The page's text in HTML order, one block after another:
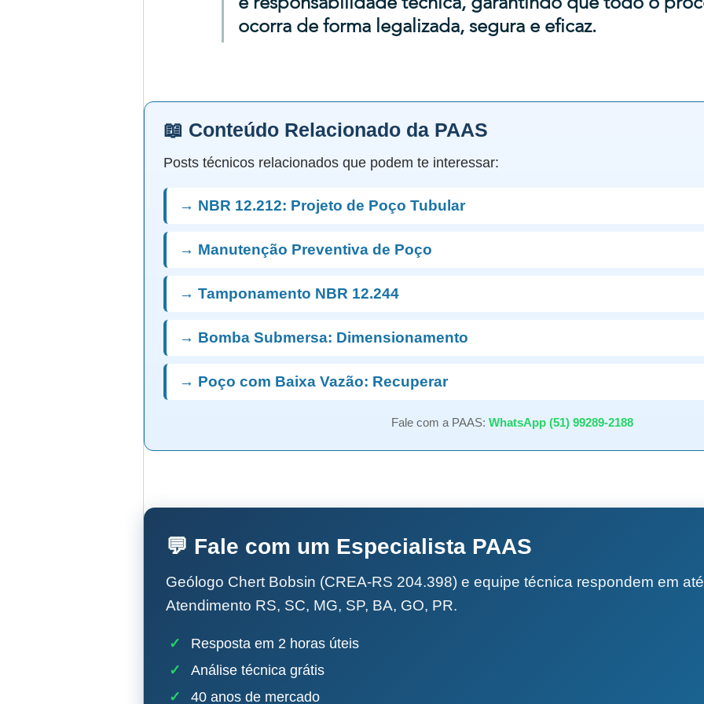
ocorra de forma legalizada, segura e eficaz.
📖 Conteúdo Relacionado da PAAS
Posts técnicos relacionados que podem te interessar:
→ NBR 12.212: Projeto de Poço Tubular
→ Manutenção Preventiva de Poço
→ Tamponamento NBR 12.244
→ Bomba Submersa: Dimensionamento
→ Poço com Baixa Vazão: Recuperar
Fale com a PAAS: WhatsApp (51) 99289-2188
💬 Fale com um Especialista PAAS
Geólogo Chert Bobsin (CREA-RS 204.398) e equipe técnica respondem em
Atendimento RS, SC, MG, SP, BA, GO, PR.
✓
Resposta em 2 horas úteis
✓
Análise técnica grátis
✓
40 anos de mercado